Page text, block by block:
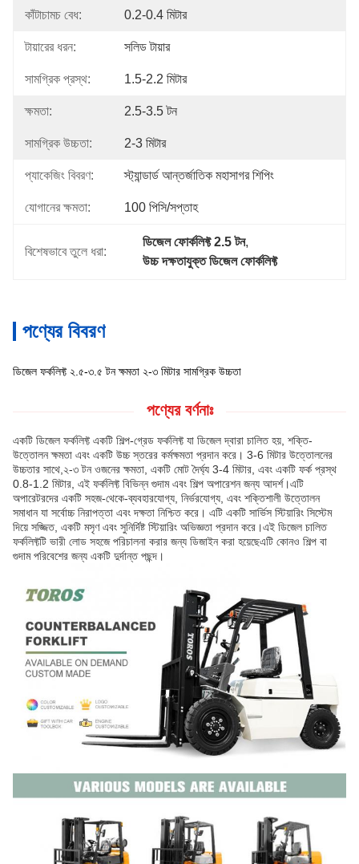
কাঁটাচামচ বেধ: 0.2-0.4 মিটার
টায়ারের ধরন: সলিড টায়ার
সামগ্রিক প্রস্থ: 1.5-2.2 মিটার
ক্ষমতা: 2.5-3.5 টন
সামগ্রিক উচ্চতা: 2-3 মিটার
প্যাকেজিং বিবরণ: স্ট্যান্ডার্ড আন্তর্জাতিক মহাসাগর শিপিং
যোগানের ক্ষমতা: 100 পিসি/সপ্তাহ
বিশেষভাবে তুলে ধরা:
ডিজেল ফোর্কলিফ্ট 2.5 টন,
উচ্চ দক্ষতাযুক্ত ডিজেল ফোর্কলিফ্ট
পণ্যের বিবরণ
ডিজেল ফর্কলিফ্ট ২.৫-৩.৫ টন ক্ষমতা ২-৩ মিটার সামগ্রিক উচ্চতা
পণ্যের বর্ণনাঃ
একটি ডিজেল ফর্কলিফ্ট একটি শিল্প-গ্রেড ফর্কলিফ্ট যা ডিজেল দ্বারা চালিত হয়, শক্তি-
উত্তোলন ক্ষমতা এবং একটি উচ্চ স্তরের কর্মক্ষমতা প্রদান করে। 3-6 মিটার উত্তোলনের
উচ্চতার সাথে,২-৩ টন ওজনের ক্ষমতা, একটি মোট দৈর্ঘ্য 3-4 মিটার, এবং একটি ফর্ক প্রস্থ
0.8-1.2 মিটার, এই ফর্কলিফ্ট বিভিন্ন গুদাম এবং শিল্প অপারেশন জন্য আদর্শ।এটি
অপারেটরদের একটি সহজ-থেকে-ব্যবহারযোগ্য, নির্ভরযোগ্য, এবং শক্তিশালী উত্তোলন
সমাধান যা সর্বোচ্চ নিরাপত্তা এবং দক্ষতা নিশ্চিত করে। এটি একটি সার্ভিস স্টিয়ারিং সিস্টেম
দিয়ে সজ্জিত, একটি মসৃণ এবং সুনির্দিষ্ট স্টিয়ারিং অভিজ্ঞতা প্রদান করে।এই ডিজেল চালিত
ফর্কলিফ্টটি ভারী লোড সহজে পরিচালনা করার জন্য ডিজাইন করা হয়েছেএটি কোনও শিল্প বা
গুদাম পরিবেশের জন্য একটি দুর্দান্ত পছন্দ।